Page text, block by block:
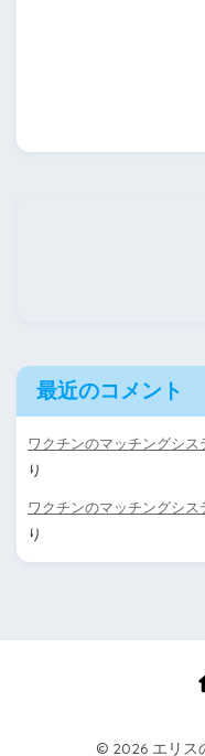
最近のコメント
ワクチンのマッチングシ
り
ワクチンのマッチングシ
り
© 2026 エリス